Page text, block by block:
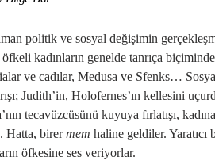
politik ve sosyal değişimin
kadınların genelde tanrıça
ve cadılar, Medusa ve Sfenks…
Judith’in, Holofernes’ın kellesini
tecavüzcüsünü kuyuya fırlatışı,
Hatta, birermem haline geldiler. Yaratıcı
öfkesine ses veriyorlar.